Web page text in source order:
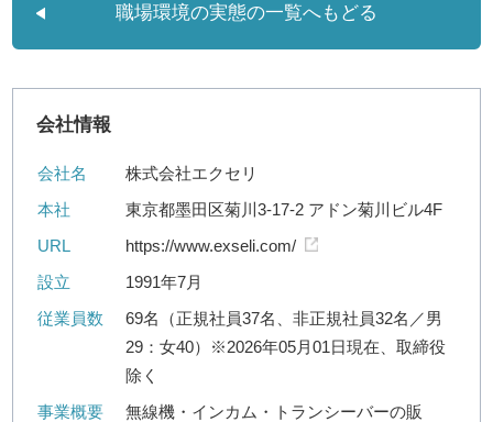
職場環境の実態の一覧へもどる
会社情報
会社名
株式会社エクセリ
本社
東京都墨田区菊川3-17-2 アドン菊川ビル4F
URL
https://www.exseli.com/
設立
1991年7月
従業員数
69名（正規社員37名、非正規社員32名／男
29：女40）※2026年05月01日現在、取締役
除く
事業概要
無線機・インカム・トランシーバーの販